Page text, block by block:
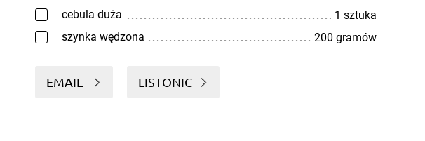
cebula duża
1 sztuka
szynka wędzona
200 gramów
EMAIL LISTONIC